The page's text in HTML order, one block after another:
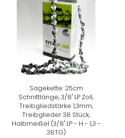
Sägekette: 25cm
Schnittlänge, 3/8" LP Zoll,
Treibgliedstärke 1,3mm,
Treibglieder 38 Stück,
Halbmeißel (3/8" LP - H - 1,3 -
38TG)